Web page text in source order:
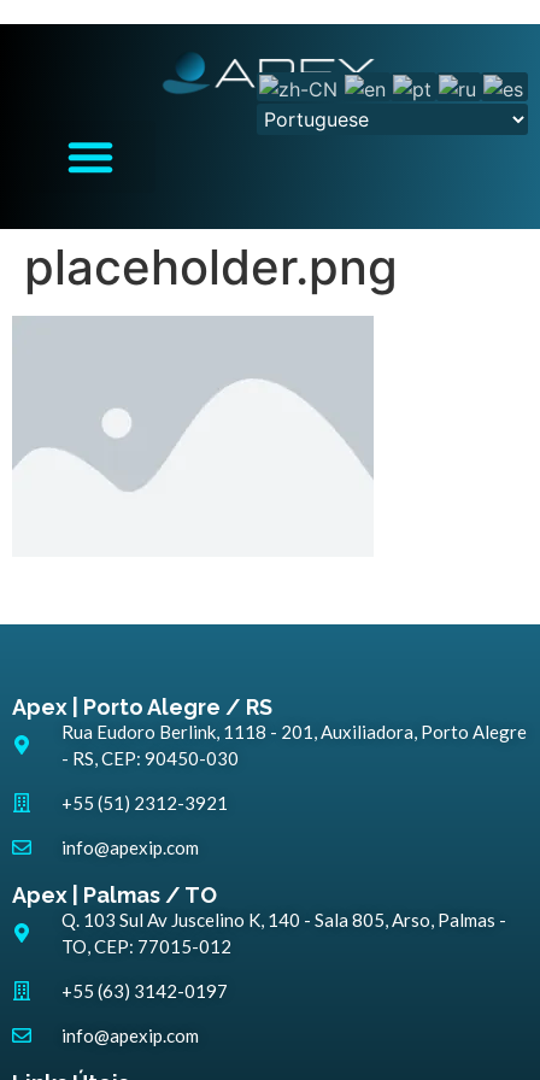
placeholder.png
Apex | Porto Alegre / RS
Rua Eudoro Berlink, 1118 - 201, Auxiliadora, Porto Alegre
- RS, CEP: 90450-030
+55 (51) 2312-3921
info@apexip.com
Apex | Palmas / TO
Q. 103 Sul Av Juscelino K, 140 - Sala 805, Arso, Palmas -
TO, CEP: 77015-012
+55 (63) 3142-0197
info@apexip.com